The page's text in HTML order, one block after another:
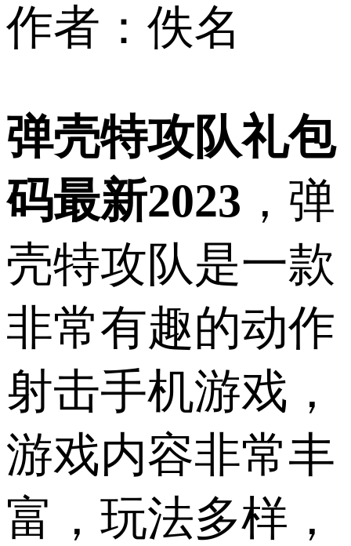
作者：佚名
弹壳特攻队礼包
码最新2023 ，弹
壳特攻队是一款
非常有趣的动作
射击手机游戏，
游戏内容非常丰
富，玩法多样，